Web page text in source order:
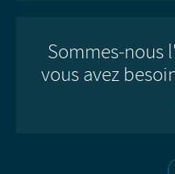
Sommes-nous
vous avez